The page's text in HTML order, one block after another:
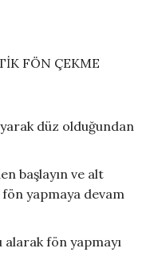
FÖN ÇEKME
düz olduğundan
başlayın ve alt
fön yapmaya devam
alarak fön yapmayı